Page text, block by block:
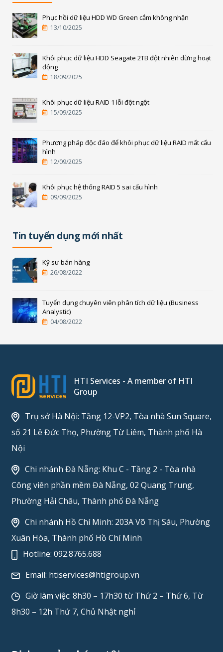
Phục hồi dữ liệu HDD WD Green cắm không nhận
13/10/2025
Khôi phục dữ liệu HDD Seagate 2TB đột nhiên dừng hoạt
động
18/09/2025
Khôi phục dữ liệu RAID 1 lỗi đột ngột
15/09/2025
Phương pháp độc đáo để khôi phục dữ liệu RAID mất cấu
hình
12/09/2025
Khôi phục hệ thống RAID 5 sai cấu hình
09/09/2025
Tin tuyển dụng mới nhất
Kỹ sư bán hàng
26/08/2022
Tuyển dụng chuyên viên phân tích dữ liệu (Business
Analystic)
04/08/2022
HTI Services - A member of HTI
Group
Trụ sở Hà Nội: Tầng 12-VP2, Tòa nhà Sun Square,
số 21 Lê Đức Thọ, Phường Từ Liêm, Thành phố Hà
Nội
Chi nhánh Đà Nẵng: Khu C - Tầng 2 - Tòa nhà
Công viên phần mềm Đà Nẵng, 02 Quang Trung,
Phường Hải Châu, Thành phố Đà Nẵng
Chi nhánh Hồ Chí Minh: 203A Võ Thị Sáu, Phường
Xuân Hòa, Thành phố Hồ Chí Minh
Hotline:092.8765.688
Email: htiservices@htigroup.vn
Giờ làm việc: 8h30 – 17h30 từ Thứ 2 – Thứ 6, Từ
8h30 – 12h Thứ 7, Chủ Nhật nghỉ